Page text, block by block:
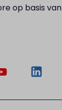
op basis van